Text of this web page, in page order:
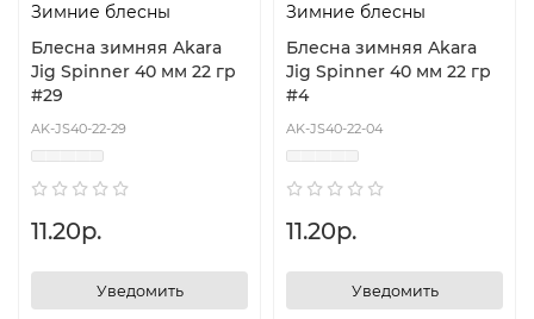
Зимние блесны
Блесна зимняя Akara
Jig Spinner 40 мм 22 гр
#29
AK-JS40-22-29
11.20р.
Уведомить
Зимние блесны
Блесна зимняя Akara
Jig Spinner 40 мм 22 гр
#4
AK-JS40-22-04
11.20р.
Уведомить